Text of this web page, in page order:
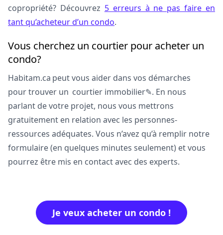
copropriété? Découvrez 5 erreurs à ne pas faire en
tant qu’acheteur d’un condo.
Vous cherchez un courtier pour acheter un
condo?
Habitam.ca peut vous aider dans vos démarches
pour trouver un courtier immobilier✎. En nous
parlant de votre projet, nous vous mettrons
gratuitement en relation avec les personnes-
ressources adéquates. Vous n’avez qu’à remplir notre
formulaire (en quelques minutes seulement) et vous
pourrez être mis en contact avec des experts.
Je veux acheter un condo !